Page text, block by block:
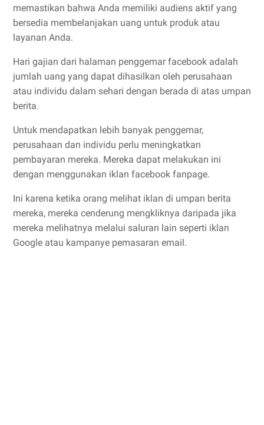
memastikan bahwa Anda memiliki audiens aktif yang
bersedia membelanjakan uang untuk produk atau
layanan Anda.
Hari gajian dari halaman penggemar facebook adalah
jumlah uang yang dapat dihasilkan oleh perusahaan
atau individu dalam sehari dengan berada di atas umpan
berita.
Untuk mendapatkan lebih banyak penggemar,
perusahaan dan individu perlu meningkatkan
pembayaran mereka. Mereka dapat melakukan ini
dengan menggunakan iklan facebook fanpage.
Ini karena ketika orang melihat iklan di umpan berita
mereka, mereka cenderung mengkliknya daripada jika
mereka melihatnya melalui saluran lain seperti iklan
Google atau kampanye pemasaran email.